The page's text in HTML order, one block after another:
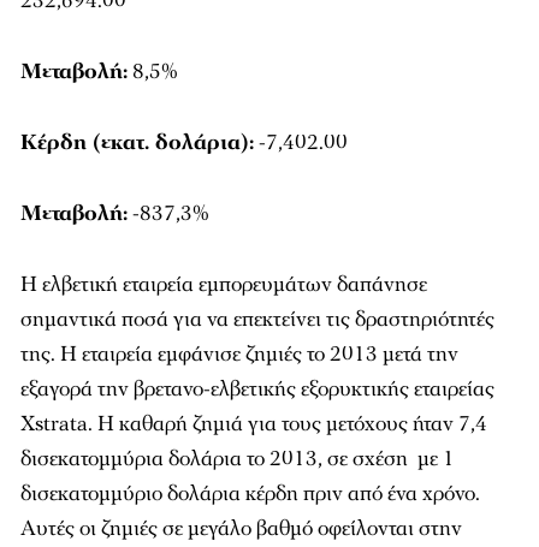
Μεταβολή: 8,5%
Κέρδη (εκατ. δολάρια):-7,402.00
Μεταβολή:-837,3%
H ελβετική εταιρεία εμπορευμάτων δαπάνησε
σημαντικά ποσά για να επεκτείνει τις δραστηριότητές
της. Η εταιρεία εμφάνισε ζημιές το 2013 μετά την
εξαγορά την βρετανο-ελβετικής εξορυκτικής εταιρείας
Xstrata. Η καθαρή ζημιά για τους μετόχους ήταν 7,4
δισεκατομμύρια δολάρια το 2013, σε σχέση με 1
δισεκατομμύριο δολάρια κέρδη πριν από ένα χρόνο.
Αυτές οι ζημιές σε μεγάλο βαθμό οφείλονται στην